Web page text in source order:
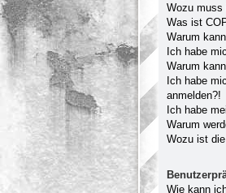
Wozu muss
Was ist
Warum
Ich habe
Warum
Ich habe
anmelden?!
Ich habe
Warum
Wozu ist
Wie kann